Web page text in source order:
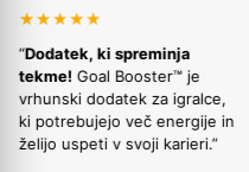
ki spreminja
Goal Booster™ je
dodatek za igralce,
več energije in
v svoji karieri.”